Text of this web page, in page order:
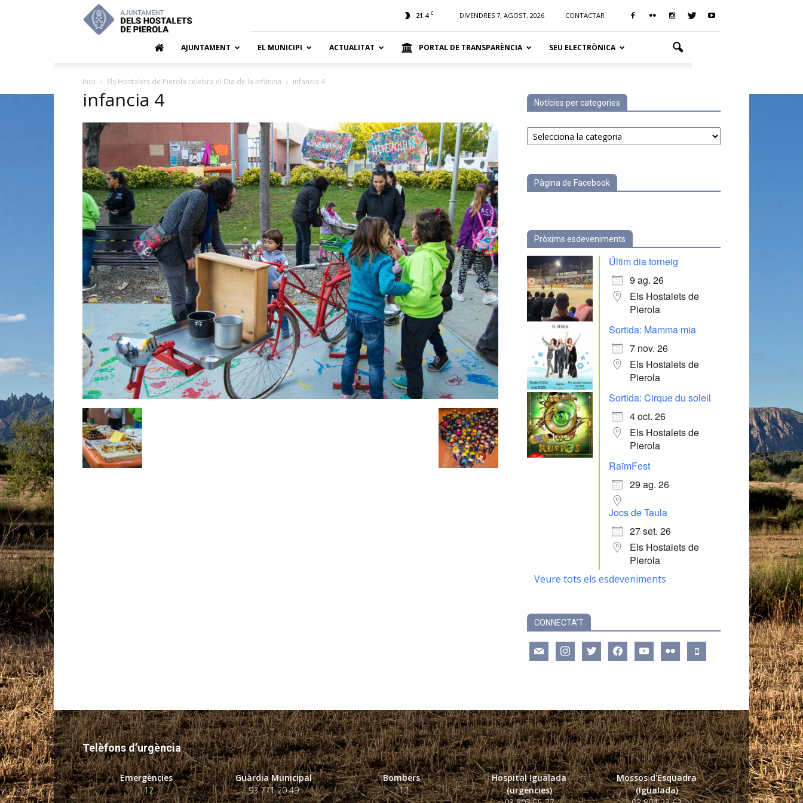
Hostalets
de
21.4 C DIVENDRES 7, AGOST, 2026 CONTACTAR
AJUNTAMENT EL MUNICIPI ACTUALITAT PORTAL DE TRANSPARÈNCIA SEU ELECTRÒNICA
Inici Els Hostalets de Pierola celebra el Dia de la Infància infancia 4
infancia 4 Notícies per categories
Notícies
per
Pàgina de Facebook
Pròxims esdeveniments
Últim dia torneig
9 ag. 26
Els Hostalets de
Pierola
Sortida: Mamma mia
7 nov. 26
Els Hostalets de
Pierola
Sortida: Cirque du soleil
4 oct. 26
Els Hostalets de
Pierola
RaïmFest
29 ag. 26
Jocs de Taula
27 set. 26
Els Hostalets de
Pierola
Veure tots els esdeveniments
CONNECTA’T
mail instagramtwitter facebookyoutube flickr mobile
Telèfons d’urgència
Emergències
112
Guàrdia Municipal
93 771 20 49
Bombers
112
Hospital Igualada
(urgències)
Mossos d'Esquadra
(Igualada)